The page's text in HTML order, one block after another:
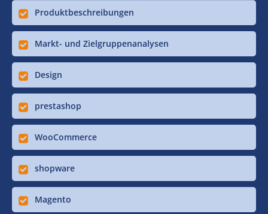
Produktbeschreibungen
Markt- und Zielgruppenanalysen
Design
prestashop
WooCommerce
shopware
Magento